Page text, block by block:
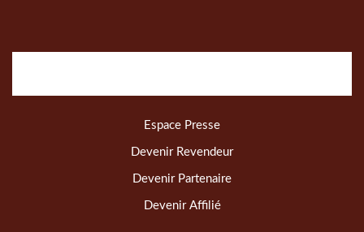
Espace Presse
Devenir Revendeur
Devenir Partenaire
Devenir Affilié